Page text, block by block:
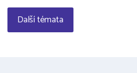
Další témata